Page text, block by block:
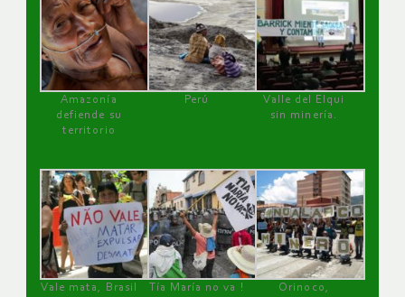
Amazonía
defiende su
territorio
Perú
Valle del Elqui
sin minería.
Vale mata, Brasil
Tía María no va !
Orinoco,